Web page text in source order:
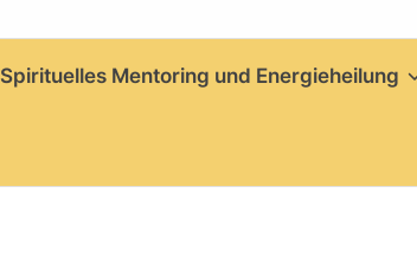
Spirituelles Mentoring und Energieheilung